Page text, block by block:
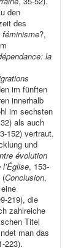
den
des
féminisme?,
la
im fünften
innerhalb
im sechsten
als auch
152) vertraut.
und
évolution
, 153-
(Conclusion,
219), die
zahlreiche
Titel
man das
223).